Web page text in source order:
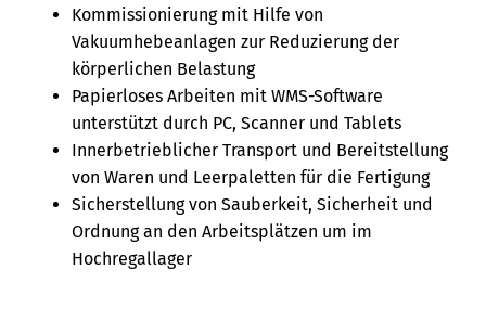
Kommissionierung mit Hilfe von
Vakuumhebeanlagen zur Reduzierung der
körperlichen Belastung
Papierloses Arbeiten mit WMS-Software
unterstützt durch PC, Scanner und Tablets
Innerbetrieblicher Transport und Bereitstellung
von Waren und Leerpaletten für die Fertigung
Sicherstellung von Sauberkeit, Sicherheit und
Ordnung an den Arbeitsplätzen um im
Hochregallager